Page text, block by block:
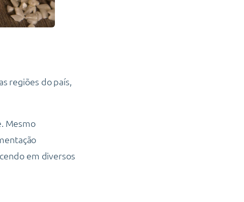
regiões do país,
Mesmo
em diversos